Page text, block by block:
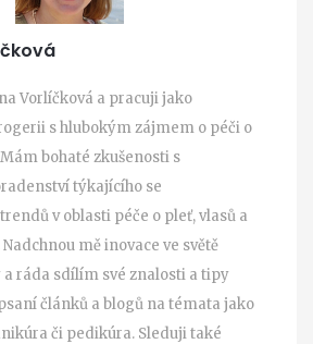
Vorlíčková a pracuji jako
s hlubokým zájmem o péči o
bohaté zkušenosti s
týkajícího se
v oblasti péče o pleť, vlasů a
mě inovace ve světě
ráda sdílím své znalosti a tipy
článků a blogů na témata jako
či pedikúra. Sleduji také